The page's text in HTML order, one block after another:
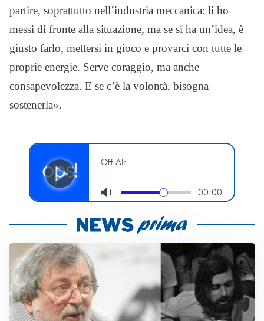
partire, soprattutto nell’industria meccanica: li ho
messi di fronte alla situazione, ma se si ha un’idea, è
giusto farlo, mettersi in gioco e provarci con tutte le
proprie energie. Serve coraggio, ma anche
consapevolezza. E se c’è la volontà, bisogna
sostenerla».